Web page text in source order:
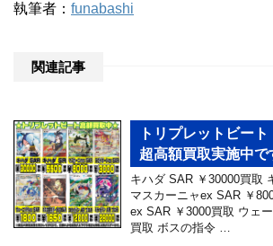
執筆者： funabashi
関連記事
トリプレットビー
超高額買取実施中
キハダ SAR ￥30000買取
マスカーニャex SAR ￥
ex SAR ￥3000買取 ウェ
買取 ボスの指令 …